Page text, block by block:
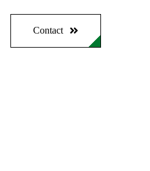
Contact